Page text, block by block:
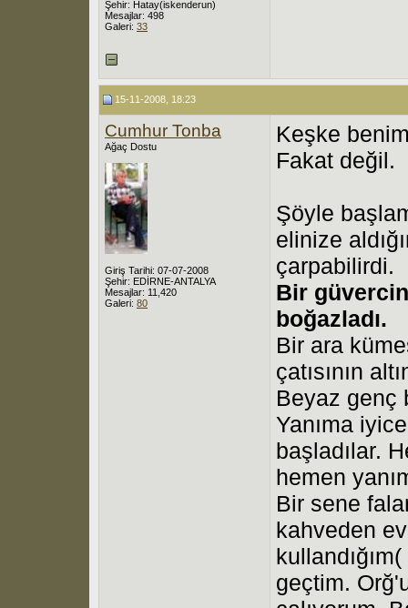
Şehir: Hatay(iskenderun)
Mesajlar: 498
Galeri: 33
15-11-2008, 18:23
Cumhur Tonba
Ağaç Dostu
Giriş Tarihi: 07-07-2008
Şehir: EDİRNE-ANTALYA
Mesajlar: 11,420
Galeri: 80
Keşke
Fakat değil.
Şöyle
elinize
çarpabilirdi.
Bir
boğazladı.
Bir ara
çatısının
Beyaz genç
Yanıma
başladılar.
hemen
Bir sene
kahveden
geçtim.